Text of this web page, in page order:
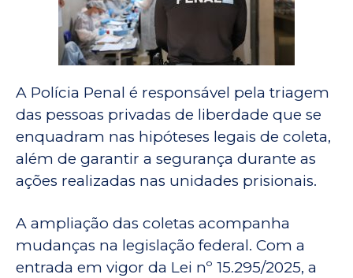
A Polícia Penal é responsável pela triagem
das pessoas privadas de liberdade que se
enquadram nas hipóteses legais de coleta,
além de garantir a segurança durante as
ações realizadas nas unidades prisionais.
A ampliação das coletas acompanha
mudanças na legislação federal. Com a
entrada em vigor da Lei nº 15.295/2025, a